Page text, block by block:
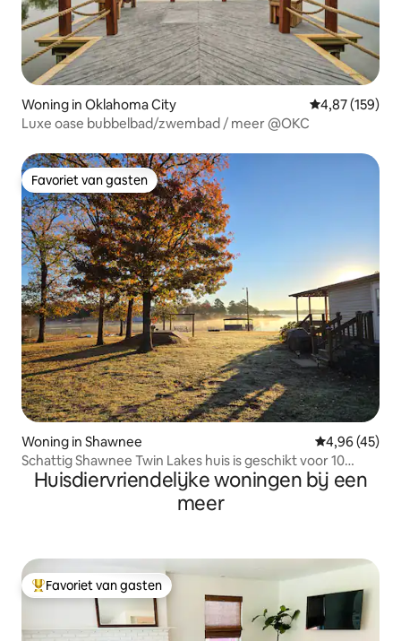
Woning in Oklahoma City Gemiddelde
4,87 (159)
Luxe oase bubbelbad/zwembad / meer @OKC
Favoriet van gasten
Favoriet van gasten
Woning in Shawnee Gemiddelde
4,96 (45)
Schattig Shawnee Twin Lakes huis is geschikt voor 10
personen enheeft het allemaal!
Huisdiervriendelijke woningen bij een
meer
Topfavoriet van gasten
Favoriet van gasten